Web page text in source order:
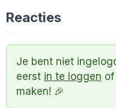
Reacties
Je bent niet
eerst in te loggen
maken! 🎉